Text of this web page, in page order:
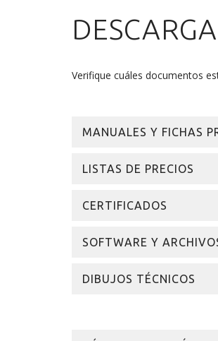
Verifique cuáles documentos
MANUALES Y FICHAS
LISTAS DE PRECIOS
CERTIFICADOS
SOFTWARE Y
DIBUJOS TÉCNICOS